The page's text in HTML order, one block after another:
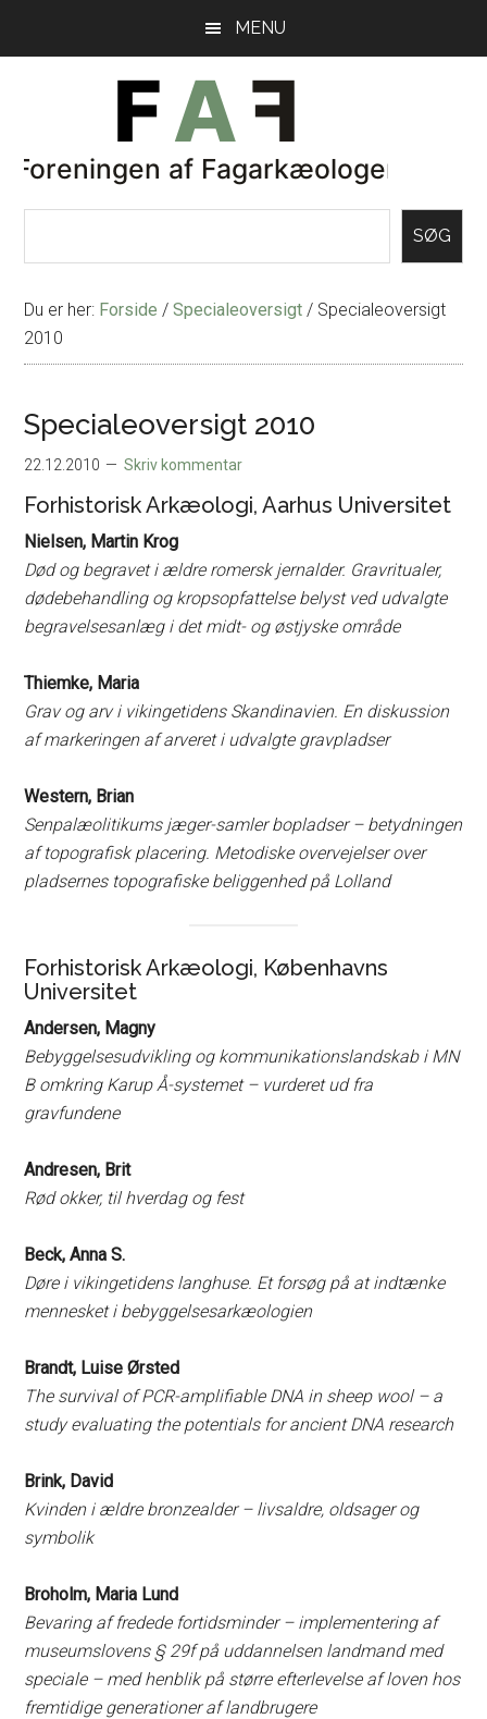
MENU
SØG
Du er her: Forside / Specialeoversigt / Specialeoversigt
2010
Specialeoversigt 2010
22.12.2010 Skriv kommentar
Forhistorisk Arkæologi, Aarhus Universitet
Nielsen, Martin Krog
Død og begravet i ældre romersk jernalder. Gravritualer,
dødebehandling og kropsopfattelse belyst ved udvalgte
begravelsesanlæg i det midt- og østjyske område
Thiemke, Maria
Grav og arv i vikingetidens Skandinavien. En diskussion
af markeringen af arveret i udvalgte gravpladser
Western, Brian
Senpalæolitikums jæger-samler bopladser – betydningen
af topografisk placering. Metodiske overvejelser over
pladsernes topografiske beliggenhed på Lolland
Forhistorisk Arkæologi, Københavns
Universitet
Andersen, Magny
Bebyggelsesudvikling og kommunikationslandskab i MN
B omkring Karup Å-systemet – vurderet ud fra
gravfundene
Andresen, Brit
Rød okker, til hverdag og fest
Beck, Anna S.
Døre i vikingetidens langhuse. Et forsøg på at indtænke
mennesket i bebyggelsesarkæologien
Brandt, Luise Ørsted
The survival of PCR-amplifiable DNA in sheep wool – a
study evaluating the potentials for ancient DNA research
Brink, David
Kvinden i ældre bronzealder – livsaldre, oldsager og
symbolik
Broholm, Maria Lund
Bevaring af fredede fortidsminder – implementering af
museumslovens § 29f på uddannelsen landmand med
speciale – med henblik på større efterlevelse af loven hos
fremtidige generationer af landbrugere